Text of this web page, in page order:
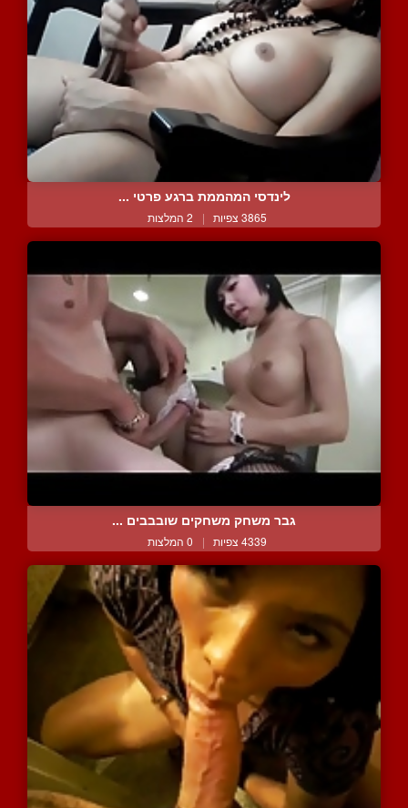
לינדסי המהממת ברגע פרטי ...
3865 צפיות | 2 המלצות
גבר משחק משחקים שובבבים ...
4339 צפיות | 0 המלצות